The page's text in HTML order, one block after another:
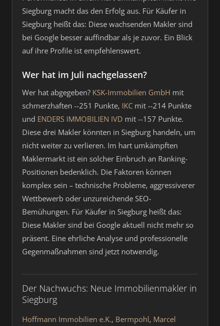
Siegburg macht das den Erfolg aus. Für Käufer in
Siegburg heißt das: Diese wachsenden Makler sind
bei Google besser auffindbar als je zuvor. Ein Blick
auf ihre Profile ist empfehlenswert.
Wer hat im Juli nachgelassen?
Wer hat abgegeben? KSK-Immobilien GmbH mit
schmerzhaften --251 Punkte, IKC mit --214 Punkte
und ENDERS IMMOBILIEN IVD mit --157 Punkte.
Diese drei Makler könnten in Siegburg handeln, um
nicht weiter zu verlieren. Im hart umkämpften
Maklermarkt ist ein solcher Einbruch an Ranking-
Positionen bedenklich. Die Faktoren können
komplex sein – technische Probleme, aggressiverer
Wettbewerb oder unzureichende SEO-
Bemühungen. Für Käufer in Siegburg heißt das:
Diese Makler sind bei Google aktuell nicht mehr so
präsent. Eine ehrliche Analyse und professionelle
Gegenmaßnahmen sind jetzt notwendig.
Der Nachwuchs: Neue Immobilienmakler in
Siegburg
Hoffmann Immobilien e.K., Bermpohl, Marcel